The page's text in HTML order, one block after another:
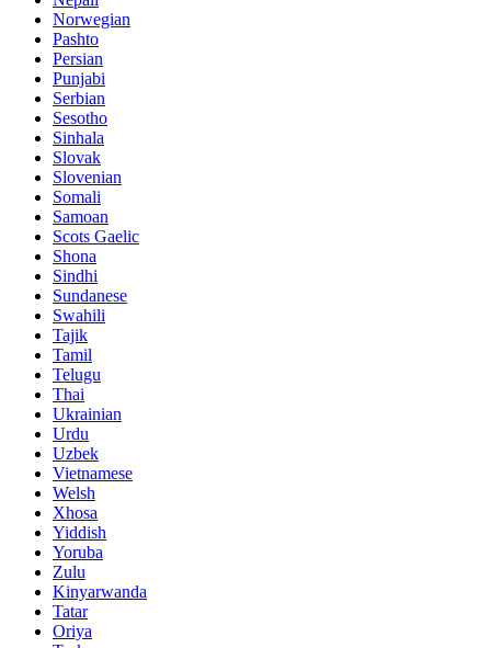
Norwegian
Pashto
Persian
Punjabi
Serbian
Sesotho
Sinhala
Slovak
Slovenian
Somali
Samoan
Scots Gaelic
Shona
Sindhi
Sundanese
Swahili
Tajik
Tamil
Telugu
Thai
Ukrainian
Urdu
Uzbek
Vietnamese
Welsh
Xhosa
Yiddish
Yoruba
Zulu
Kinyarwanda
Tatar
Oriya